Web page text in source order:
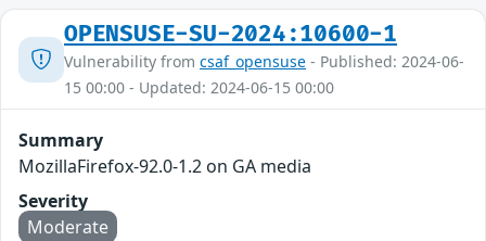
OPENSUSE-SU-2024:10600-1
Vulnerability from csaf_opensuse - Published: 2024-06-
15 00:00 - Updated: 2024-06-15 00:00
Summary
MozillaFirefox-92.0-1.2 on GA media
Severity
Moderate